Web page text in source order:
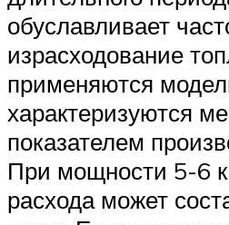
обуславливает
израсходование
применяются
характеризуются
показателем
При мощности 5-6
расхода может